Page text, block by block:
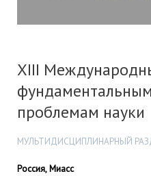
XIII
проблемам науки
МУЛЬТИДИСЦИПЛИНАРНЫЙ
Россия, Миасс